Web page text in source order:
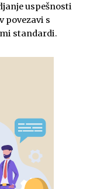
uspešnosti
povezavi s
standardi.